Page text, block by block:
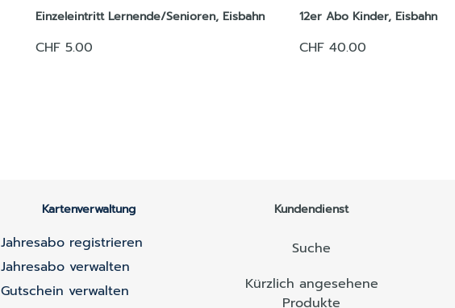
Einzeleintritt Lernende/Senioren, Eisbahn
CHF 5.00
12er Abo Kinder, Eisbahn
CHF 40.00
Kartenverwaltung
Jahresabo registrieren
Jahresabo verwalten
Gutschein verwalten
Kundendienst
Suche
Kürzlich angesehene
Produkte